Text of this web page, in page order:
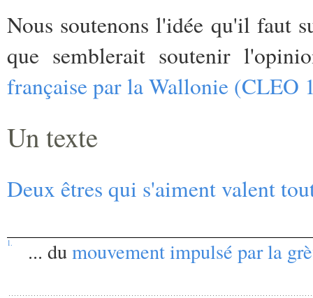
Nous soutenons l'idée qu'il faut
que semblerait soutenir
française par la Wallonie (CLEO
Un texte
Deux êtres qui s'aiment valent
1. ... dumouvement impulsé par la